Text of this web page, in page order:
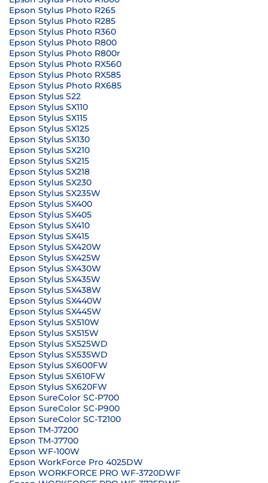
Epson Stylus Photo R265
Epson Stylus Photo R285
Epson Stylus Photo R360
Epson Stylus Photo R800
Epson Stylus Photo R800r
Epson Stylus Photo RX560
Epson Stylus Photo RX585
Epson Stylus Photo RX685
Epson Stylus S22
Epson Stylus SX110
Epson Stylus SX115
Epson Stylus SX125
Epson Stylus SX130
Epson Stylus SX210
Epson Stylus SX215
Epson Stylus SX218
Epson Stylus SX230
Epson Stylus SX235W
Epson Stylus SX400
Epson Stylus SX405
Epson Stylus SX410
Epson Stylus SX415
Epson Stylus SX420W
Epson Stylus SX425W
Epson Stylus SX430W
Epson Stylus SX435W
Epson Stylus SX438W
Epson Stylus SX440W
Epson Stylus SX445W
Epson Stylus SX510W
Epson Stylus SX515W
Epson Stylus SX525WD
Epson Stylus SX535WD
Epson Stylus SX600FW
Epson Stylus SX610FW
Epson Stylus SX620FW
Epson SureColor SC-P700
Epson SureColor SC-P900
Epson SureColor SC-T2100
Epson TM-J7200
Epson TM-J7700
Epson WF-100W
Epson WorkForce Pro 4025DW
Epson WORKFORCE PRO WF-3720DWF